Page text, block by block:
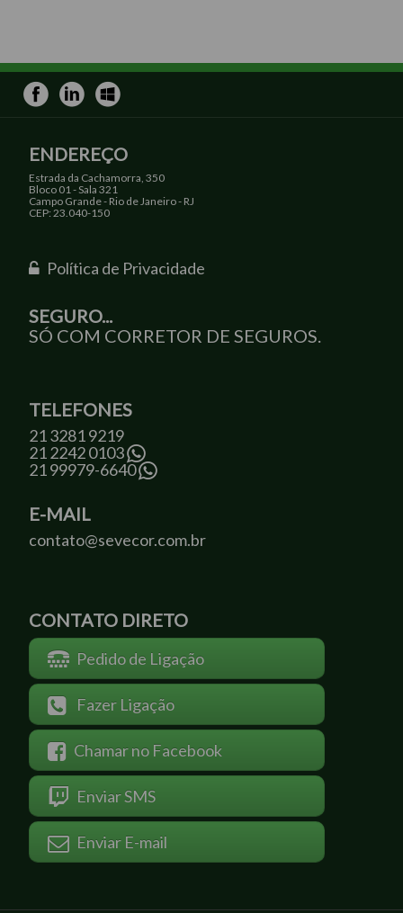
ENDEREÇO
Estrada da Cachamorra, 350
Bloco 01 - Sala 321
Campo Grande - Rio de Janeiro - RJ
CEP: 23.040-150
Política de Privacidade
SEGURO...
SÓ COM CORRETOR DE SEGUROS.
TELEFONES
21 3281 9219
21 2242 0103
21 99979-6640
E-MAIL
contato@sevecor.com.br
CONTATO DIRETO
Pedido de Ligação
Fazer Ligação
Chamar no Facebook
Enviar SMS
Enviar E-mail